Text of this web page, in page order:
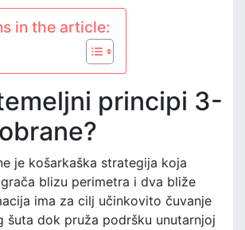
in the article:
principi 3-
je košarkaška strategija koja
blizu perimetra i dva bliže
ima za cilj učinkovito čuvanje
šuta dok pruža podršku unutarnjoj